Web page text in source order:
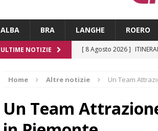
ALBA BRA LANGHE ROERO
ULTIME NOTIZIE [ 8 Agosto 2026 ]
[ 8 Agosto 2026 ]
degrado
CRONACA
La
Home Altre notizie Un Team
Un Team